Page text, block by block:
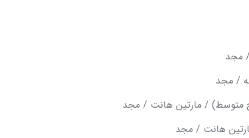
مجد
/ مجد
متوسط) / مارتين هانت / مجد
هانت / مجد